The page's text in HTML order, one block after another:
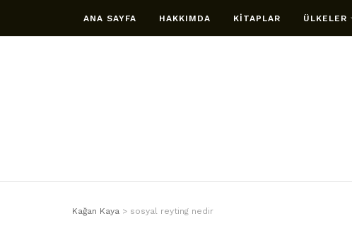
ANA SAYFA HAKKIMDA KİTAPLAR ÜLKELER
Kağan Kaya > sosyal reyting nedir